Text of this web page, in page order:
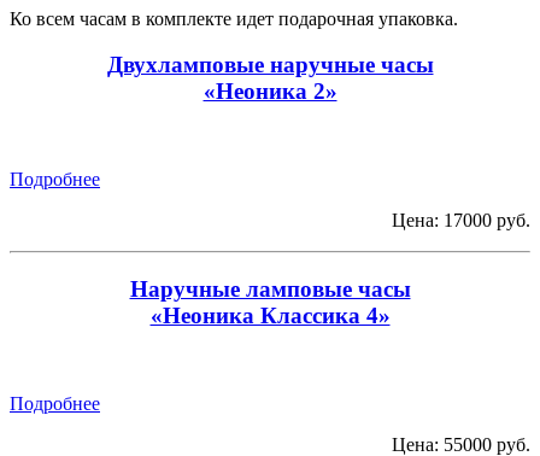
Ко всем часам в комплекте идет подарочная упаковка.
Двухламповые наручные часы
«Неоника 2»
Подробнее
Цена: 17000 руб.
Наручные ламповые часы
«Неоника Классика 4»
Подробнее
Цена: 55000 руб.